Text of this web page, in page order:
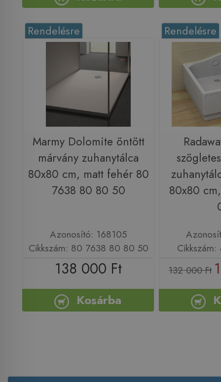
Rendelésre
Marmy Dolomite öntött
márvány zuhanytálca
80x80 cm, matt fehér 80
7638 80 80 50
Azonosító: 168105
Cikkszám: 80 7638 80 80 50
138 000 Ft
Kosárba
Rendelésre
80x80
132 000 Ft